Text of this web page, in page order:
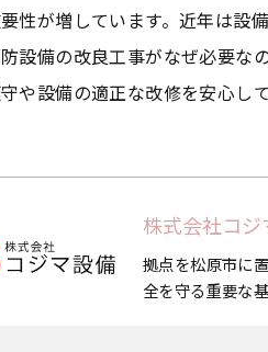
性が増しています。近年は設
設備の改良工事がなぜ必要な
や設備の適正な改修を安心し
株式会社コジ
拠点を松原市に
全を守る重要な